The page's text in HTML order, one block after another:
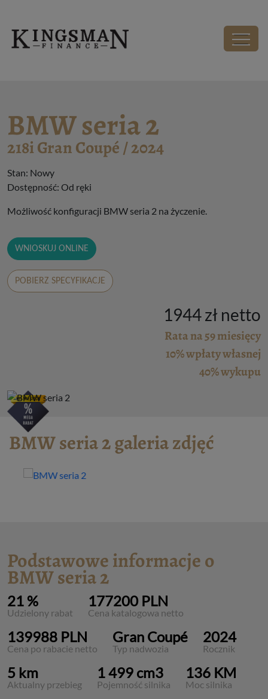
BMW seria 2
218i Gran Coupé / 2024
Stan: Nowy
Dostępność: Od ręki
Możliwość konfiguracji BMW seria 2 na życzenie.
WNIOSKUJ ONLINE
POBIERZ SPECYFIKACJE
1944 zł netto
Rata na 59 miesięcy
10% wpłaty własnej
40% wykupu
BMW seria 2 galeria zdjęć
Podstawowe informacje o
BMW seria 2
21 %
Udzielony rabat
177200 PLN
Cena katalogowa netto
139988 PLN
Cena po rabacie netto
Gran Coupé
Typ nadwozia
2024
Rocznik
5 km
Aktualny przebieg
1 499 cm3
Pojemność silnika
136 KM
Moc silnika